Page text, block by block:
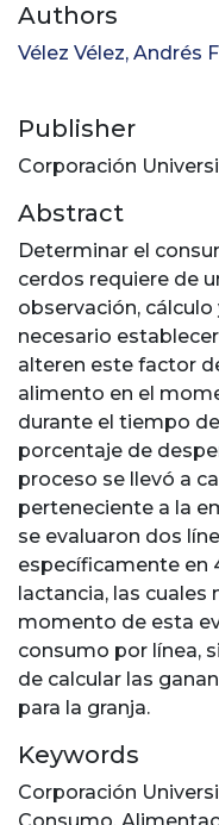
Authors
Vélez Vélez, Andrés
Publisher
Corporación
Abstract
Determinar el
cerdos requiere de
observación,
necesario
alteren este factor
alimento en el
durante el tiempo
porcentaje de
proceso se llevó a
perteneciente a la
se evaluaron dos
específicamente en
lactancia, las cuales
momento de esta
consumo por línea,
de calcular las
para la granja.
Keywords
Corporación